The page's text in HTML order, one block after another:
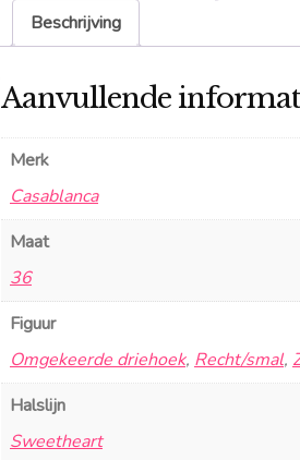
Beschrijving
Aanvullende
Merk
Casablanca
Maat
36
Figuur
Omgekeerde driehoek, Recht/smal,
Halslijn
Sweetheart